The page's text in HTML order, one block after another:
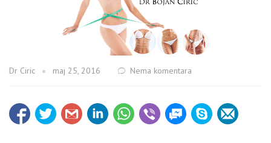
Dr Ciric maj 25, 2016 Nema komentara